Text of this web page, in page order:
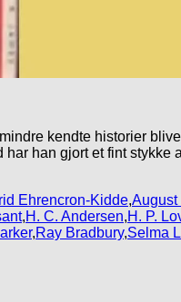
kendte historier
han gjort et fint
Ehrencron-Kidde,August
,H. C. Andersen,H. P.
,Ray Bradbury,Selma